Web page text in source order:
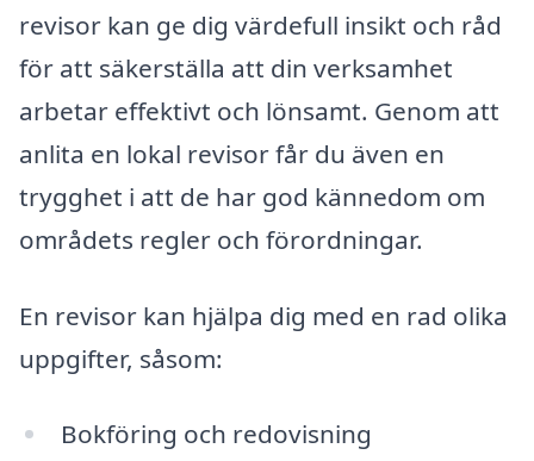
revisor kan ge dig värdefull insikt och råd
för att säkerställa att din verksamhet
arbetar effektivt och lönsamt. Genom att
anlita en lokal revisor får du även en
trygghet i att de har god kännedom om
områdets regler och förordningar.
En revisor kan hjälpa dig med en rad olika
uppgifter, såsom:
Bokföring och redovisning